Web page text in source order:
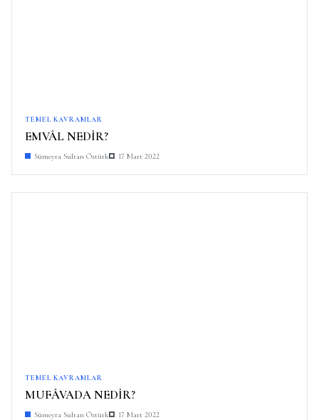
TEMEL KAVRAMLAR
EMVÂL NEDİR?
Sümeyra Sultan Öztürk 17 Mart 2022
TEMEL KAVRAMLAR
MUFÂVADA NEDİR?
Sümeyra Sultan Öztürk 17 Mart 2022